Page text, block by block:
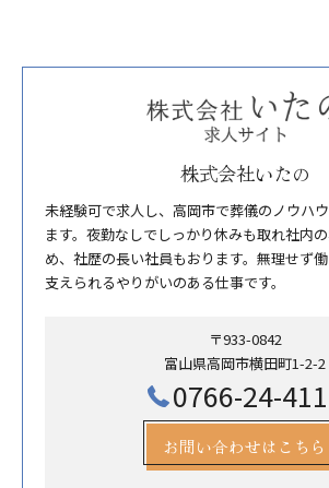
株式会社いたの
未経験可で求人し、高岡市で葬儀のノウハ
ます。夜勤なしでしっかり休みも取れ社内
め、社歴の長い社員もおります。無理せず
支えられるやりがいのある仕事です。
〒933-0842
富山県高岡市横田町1-2-2
0766-24-
お問い合わせはこちら